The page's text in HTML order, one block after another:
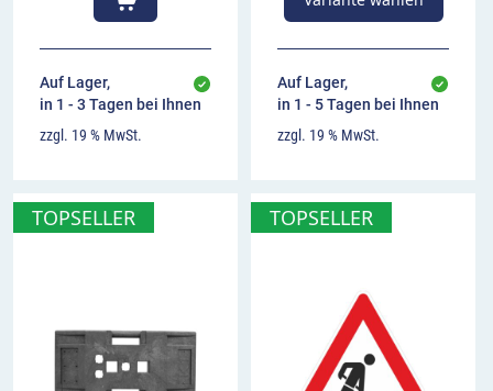
Auf Lager,
in 1 - 3 Tagen bei Ihnen
zzgl. 19 % MwSt.
Auf Lager,
in 1 - 5 Tagen bei Ihnen
zzgl. 19 % MwSt.
TOPSELLER TOPSELLER